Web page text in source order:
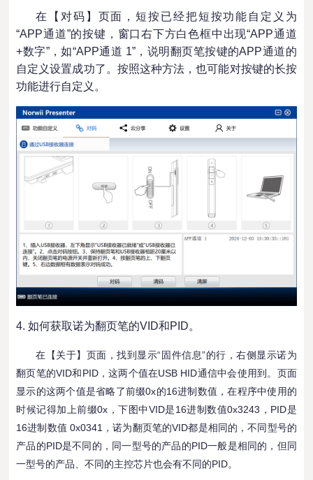
在【对码】页面，短按已经把短按功能自定义为
“APP通道”的按键，窗口右下方白色框中出现“APP通道
+数字”，如“APP通道 1”，说明翻页笔按键的APP通道的
自定义设置成功了。按照这种方法，也可能对按键的长按
功能进行自定义。
4. 如何获取诺为翻页笔的VID和PID。
在【关于】页面，找到显示“固件信息”的行，右侧显示诺为
翻页笔的VID和PID，这两个值在USB HID通信中会使用到。页面
显示的这两个值是省略了前缀0x的16进制数值，在程序中使用的
时候记得加上前缀0x，下图中VID是16进制数值0x3243，PID是
16进制数值 0x0341，诺为翻页笔的VID都是相同的，不同型号的
产品的PID是不同的，同一型号的产品的PID一般是相同的，但同
一型号的产品、不同的主控芯片也会有不同的PID。